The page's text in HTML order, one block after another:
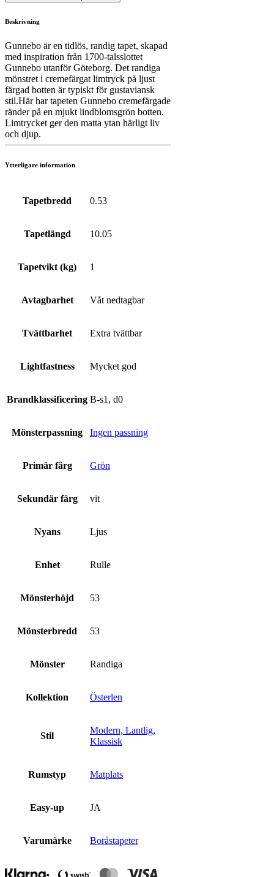
Beskrivning
Gunnebo är en tidlös, randig tapet, skapad
med inspiration från 1700-talsslottet
Gunnebo utanför Göteborg. Det randiga
mönstret i cremefärgat limtryck på ljust
färgad botten är typiskt för gustaviansk
stil.Här har tapeten Gunnebo cremefärgade
ränder på en mjukt lindblomsgrön botten.
Limtrycket ger den matta ytan härligt liv
och djup.
Ytterligare information
Tapetbredd 0.53
Tapetlängd 10.05
Tapetvikt (kg) 1
Avtagbarhet Våt nedtagbar
Tvättbarhet Extra tvättbar
Lightfastness Mycket god
Brandklassificering B-s1, d0
Mönsterpassning Ingen passning
Primär färg Grön
Sekundär färg vit
Nyans Ljus
Enhet Rulle
Mönsterhöjd 53
Mönsterbredd 53
Mönster Randiga
Kollektion Österlen
Stil
Modern, Lantlig,
Klassisk
Rumstyp Matplats
Easy-up JA
Varumärke Boråstapeter